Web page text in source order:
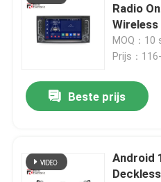
Radio
Player
MOQ：10
Prijs：
Beste prijs
Android